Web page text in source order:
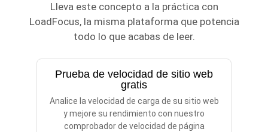
Lleva este concepto a la práctica con
LoadFocus, la misma plataforma que potencia
todo lo que acabas de leer.
Prueba de velocidad de sitio web
gratis
Analice la velocidad de carga de su sitio web
y mejore su rendimiento con nuestro
comprobador de velocidad de página